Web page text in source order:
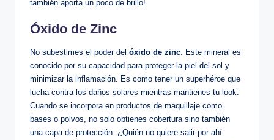
también aporta un poco de brillo!
Óxido de Zinc
No subestimes el poder del óxido de zinc . Este mineral es
conocido por su capacidad para proteger la piel del sol y
minimizar la inflamación. Es como tener un superhéroe que
lucha contra los daños solares mientras mantienes tu look.
Cuando se incorpora en productos de maquillaje como
bases o polvos, no solo obtienes cobertura sino también
una capa de protección. ¿Quién no quiere salir por ahí